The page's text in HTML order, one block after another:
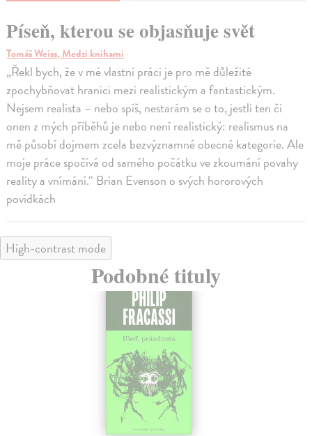
Píseň, kterou se objasňuje svět
Tomáš Weiss, Medzi knihami
„Řekl bych, že v mé vlastní práci je pro mě důležité
zpochybňovat hranici mezi realistickým a fantastickým.
Nejsem realista – nebo spíš, nestarám se o to, jestli ten či
onen z mých příběhů je nebo není realistický: realismus na
mě působí dojmem zcela bezvýznamné obecné kategorie. Ale
moje práce spočívá od samého počátku ve zkoumání povahy
reality a vnímání.“ Brian Evenson o svých hororových
povídkách
High-contrast mode
Podobné tituly